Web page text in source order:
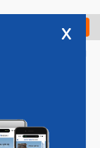
Check in
x